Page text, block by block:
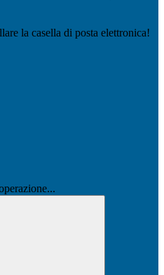
la casella di posta elettronica!